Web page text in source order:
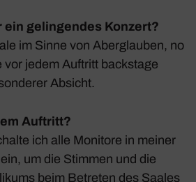
ein gelingendes Konzert?
im Sinne von Aber­glauben, no
vor jedem Auftritt back­stage
Absicht.
Auftritt?
ich alle Moni­tore in meiner
um die Stimmen und die
beim Betreten des Saales